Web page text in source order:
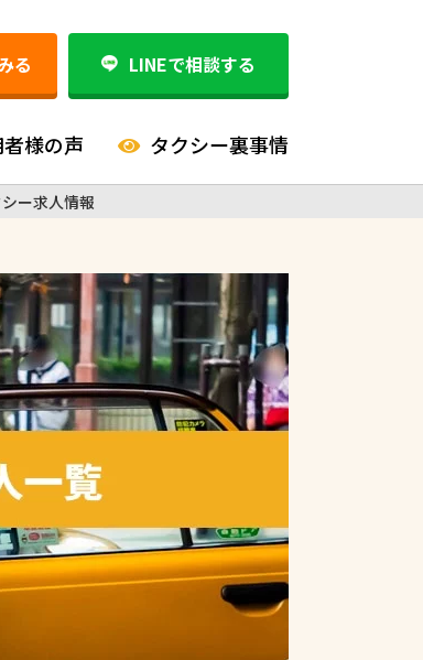
る LINEで相談する
様の声 タクシー裏事情
ー求人情報